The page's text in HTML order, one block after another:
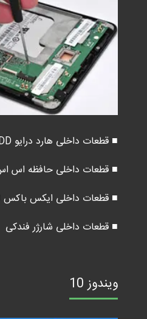
■ قطعات داخلی هارد درایو HDD
■ قطعات داخلی حافظه اس
■ قطعات داخلی ایکس باکس 360
■ قطعات داخلی شارژر فندکی
ویندوز 10